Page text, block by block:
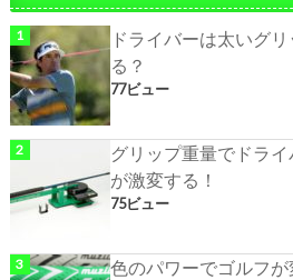
ドライバーは太いグ
る？
77ビュー
グリップ重量でドラ
が激変する！
75ビュー
色のパワーでゴルフ